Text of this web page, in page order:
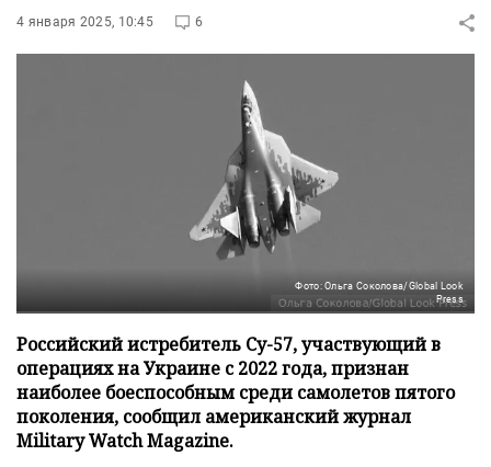
4 января 2025, 10:45 6
Фото: Ольга Соколова/Global Look
Press
Российский истребитель Су-57, участвующий в
операциях на Украине с 2022 года, признан
наиболее боеспособным среди самолетов пятого
поколения, сообщил американский журнал
Military Watch Magazine.